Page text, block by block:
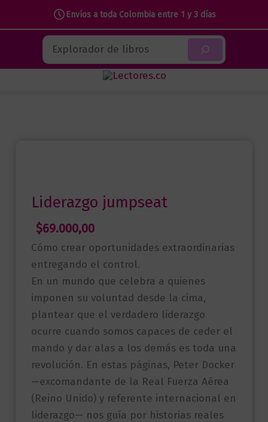
Envíos a toda Colombia entre 1 y 3 días
contenido
Buscar
Liderazgo jumpseat
$69.000,00
Cómo crear oportunidades extraordinarias
entregando el control.
En un mundo que celebra a quienes
imponen su voluntad desde la cima,
plantear que el verdadero liderazgo
ocurre cuando somos capaces de ceder el
mando y dar alas a los demás es toda una
revolución. En estas páginas, Peter Docker
—excomandante de la Real Fuerza Aérea
(Reino Unido) y referente internacional en
liderazgo— nos guía por historias reales